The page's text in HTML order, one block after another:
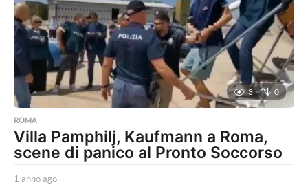
3 0
ROMA
Villa Pamphilj, Kaufmann a Roma,
scene di panico al Pronto Soccorso
1 anno ago